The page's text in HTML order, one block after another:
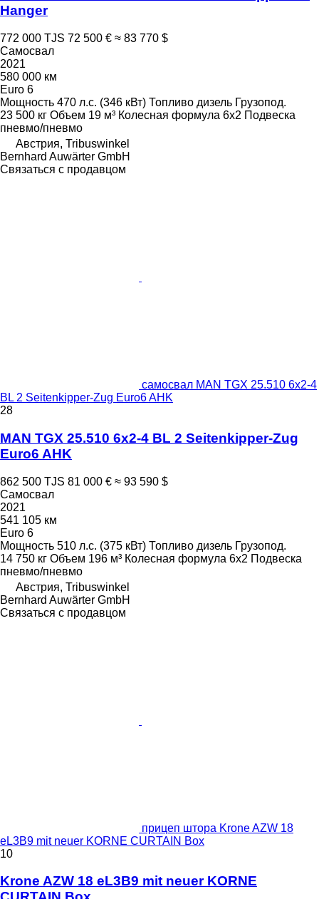
Hanger
772 000 TJS 72 500 € ≈ 83 770 $
Самосвал
2021
580 000 км
Euro 6
Мощность 470 л.с. (346 кВт) Топливо дизель Грузопод.
23 500 кг Объем 19 м³ Колесная формула 6x2 Подвеска
пневмо/пневмо
Австрия, Tribuswinkel
Bernhard Auwärter GmbH
Связаться с продавцом
самосвал MAN TGX 25.510 6x2-4
BL 2 Seitenkipper-Zug Euro6 AHK
28
MAN TGX 25.510 6x2-4 BL 2 Seitenkipper-Zug
Euro6 AHK
862 500 TJS 81 000 € ≈ 93 590 $
Самосвал
2021
541 105 км
Euro 6
Мощность 510 л.с. (375 кВт) Топливо дизель Грузопод.
14 750 кг Объем 196 м³ Колесная формула 6x2 Подвеска
пневмо/пневмо
Австрия, Tribuswinkel
Bernhard Auwärter GmbH
Связаться с продавцом
прицеп штора Krone AZW 18
eL3B9 mit neuer KORNE CURTAIN Box
10
Krone AZW 18 eL3B9 mit neuer KORNE